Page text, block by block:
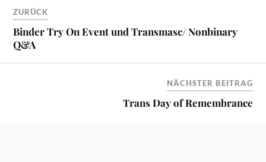
ZURÜCK
Binder Try On Event und Transmasc/ Nonbinary
Q&A
NÄCHSTER BEITRAG
Trans Day of Remembrance